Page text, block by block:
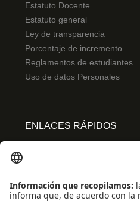
Estatuto Docente
Estatuto general
Ley de transparencia
Porcentaje de incremento
Reglamentos de estudiantes
Uso de datos Personales
ENLACES RÁPIDOS
Convivencia y transparencia
Emergencias: Extensión 0000